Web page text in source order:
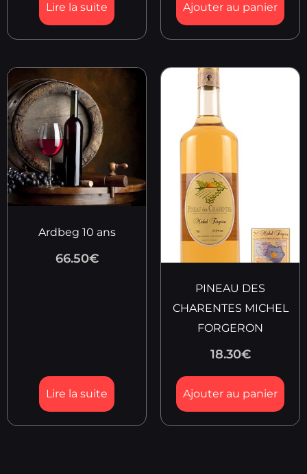
Lire la suite Ajouter au panier
Ardbeg 10 ans
66.50€
Lire la suite
PINEAU DES
CHARENTES MICHEL
FORGERON
18.30€
Ajouter au panier